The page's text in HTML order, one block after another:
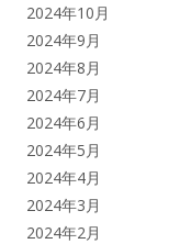
2024年10月
2024年9月
2024年8月
2024年7月
2024年6月
2024年5月
2024年4月
2024年3月
2024年2月